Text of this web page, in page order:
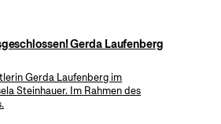
Gerda Laufenberg
Gerda Laufenberg im
Steinhauer. Im Rahmen des